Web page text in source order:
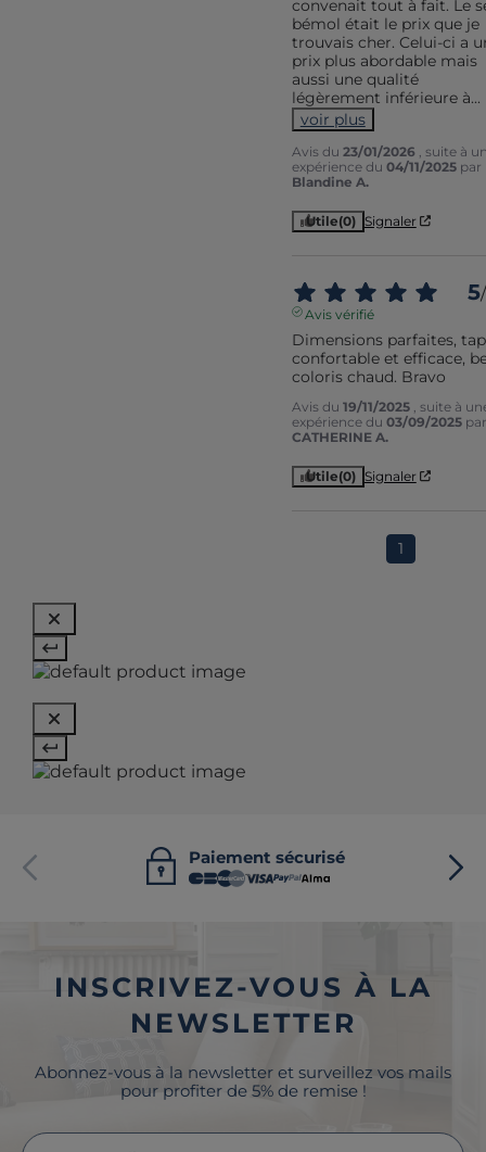
convenait tout à fait. Le
bémol était le prix que je
trouvais cher. Celui-ci a
prix plus abordable mais
aussi une qualité
légèrement inférieure à...
voir plus
Avis du 23/01/2026
, suite à
expérience du 04/11/2025 par
Blandine A.
Utile(0) Signaler
5/
Avis vérifié
Dimensions parfaites,
confortable et efficace,
coloris chaud. Bravo
Avis du 19/11/2025
, suite à
expérience du 03/09/2025 par
CATHERINE A.
Utile(0) Signaler
1
Paiement sécurisé
INSCRIVEZ-VOUS À LA
NEWSLETTER
Abonnez-vous à la newsletter et surveillez vos mails
pour profiter de 5% de remise !